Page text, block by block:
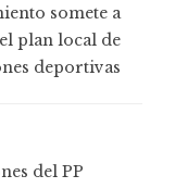
somete a
plan local de
deportivas
del PP